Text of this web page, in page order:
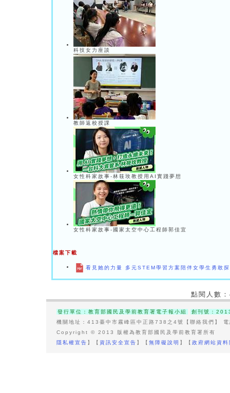
科技女力座談
教師返校授課
女性科家故事-林筱玫教授用AI實踐夢想
女性科家故事-國家太空中心工程師郭佳宜
檔案下載
看見她的力量 多元STEM學習方案陪伴女學生勇敢
點閱人數：
發行單位：教育部國民及學前教育署電子報小組
創刊號：
機關地址：413臺中市霧峰區中正路738之4號【聯絡我們
Copyright © 2013 版權為教育部國民及學前教育署所有
隱私權宣告 】【 資訊安全宣告 】【 無障礙說明 】【 政府網站資